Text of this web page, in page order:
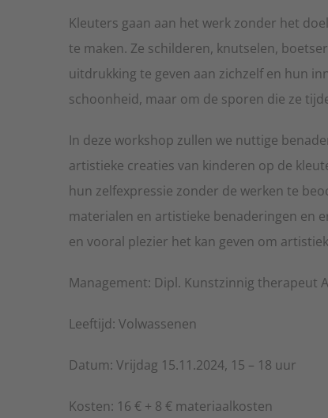
Kleuters gaan aan het werk zonder het
te maken. Ze schilderen, knutselen,
uitdrukking te geven aan zichzelf en hun
schoonheid, maar om de sporen die ze
In deze workshop zullen we nuttige
artistieke creaties van kinderen op de
hun zelfexpressie zonder de werken te
materialen en artistieke benaderingen en
en vooral plezier het kan geven om
Management: Dipl. Kunstzinnig therapeut
Leeftijd: Volwassenen
Datum: Vrijdag 15.11.2024, 15 – 18 uur
Kosten: 16 € + 8 € materiaalkosten